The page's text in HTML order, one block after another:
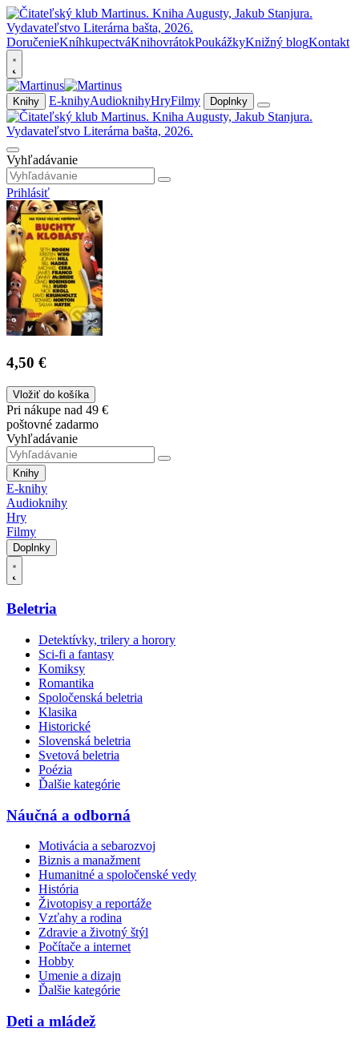
DoručenieKníhkupectváKnihovrátokPoukážkyKnižný blogKontakt
Knihy E-knihyAudioknihyHryFilmy Doplnky
Vyhľadávanie
Prihlásiť
4,50 €
Vložiť do košíka
Pri nákupe nad 49 €
poštovné zadarmo
Vyhľadávanie
Knihy
E-knihy
Audioknihy
Hry
Filmy
Doplnky
Beletria
Detektívky, trilery a horory
Sci-fi a fantasy
Komiksy
Romantika
Spoločenská beletria
Klasika
Historické
Slovenská beletria
Svetová beletria
Poézia
Ďalšie kategórie
Náučná a odborná
Motivácia a sebarozvoj
Biznis a manažment
Humanitné a spoločenské vedy
História
Životopisy a reportáže
Vzťahy a rodina
Zdravie a životný štýl
Počítače a internet
Hobby
Umenie a dizajn
Ďalšie kategórie
Deti a mládež